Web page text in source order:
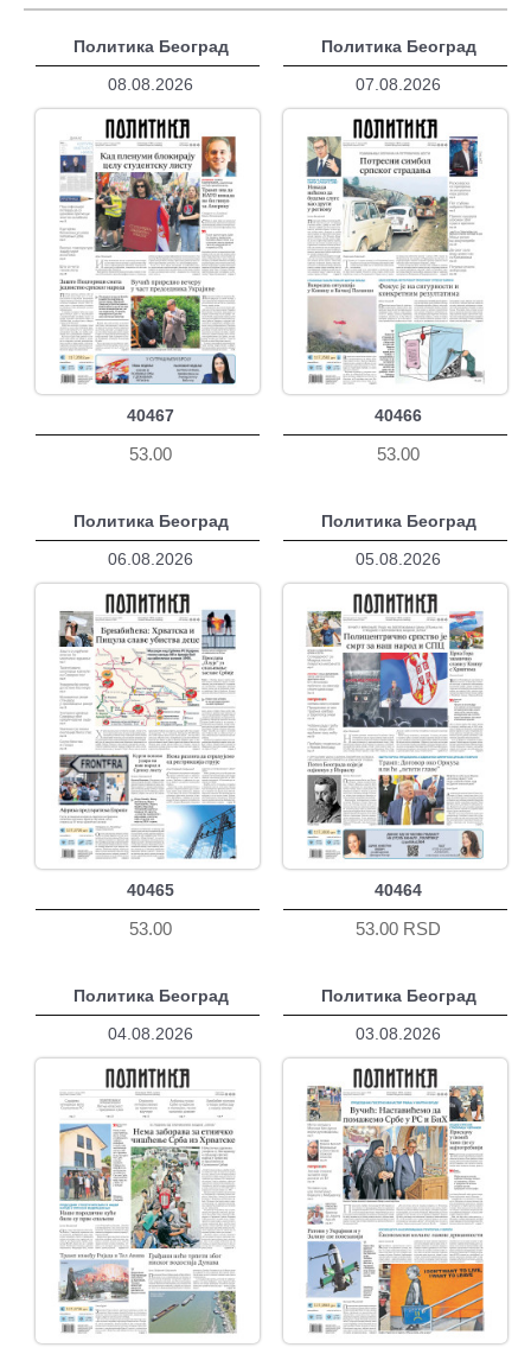
Политика Београд
08.08.2026
40467
53.00
Политика Београд
07.08.2026
40466
53.00
Политика Београд
06.08.2026
40465
53.00
Политика Београд
05.08.2026
40464
53.00 RSD
Политика Београд
04.08.2026
Политика Београд
03.08.2026